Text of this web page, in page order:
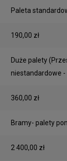
Paleta
190,00 zł
Duże palety
niestandardowe -
360,00 zł
Bramy- palety
2 400,00 zł